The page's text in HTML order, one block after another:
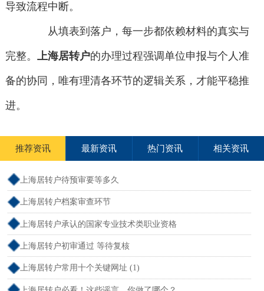
导致流程中断。
从填表到落户，每一步都依赖材料的真实与
完整。 上海居转户的办理过程强调单位申报与个人准
备的协同，唯有理清各环节的逻辑关系，才能平稳推
进。
推荐资讯 最新资讯 热门资讯 相关资讯
上海居转户待预审要等多久
上海居转户档案审查环节
上海居转户承认的国家专业技术类职业资格
上海居转户初审通过 等待复核
上海居转户常用十个关键网址 (1)